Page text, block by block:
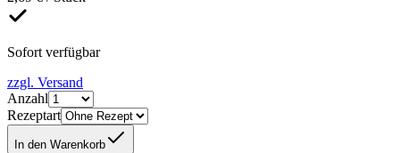
Sofort verfügbar
zzgl. Versand
Anzahl
Rezeptart
In den Warenkorb